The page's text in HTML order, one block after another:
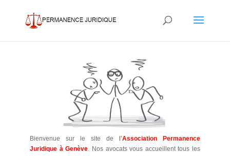
Bienvenue sur le site de l’Association Permanence
Juridique à Genève. Nos avocats vous accueillent tous les